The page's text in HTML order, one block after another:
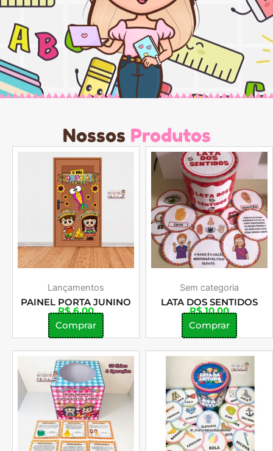
Nossos Produtos
Lançamentos
PAINEL PORTA JUNINO
R$6,00
Comprar
Sem categoria
LATA DOS SENTIDOS
R$10,00
Comprar